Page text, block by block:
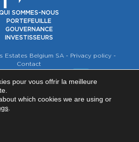
SOMMES-NOUS
PORTEFEUILLE
GOUVERNANCE
INVESTISSEURS
Estates Belgium SA - Privacy policy -
Contact
pour vous offrir la meilleure
which cookies we are using or